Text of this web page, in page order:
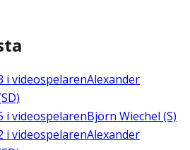
i videospelarenAlexander
i videospelarenBjörn Wiechel (S)
i videospelarenAlexander